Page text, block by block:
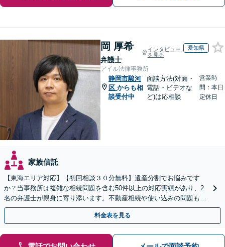
岡 厚希
弁護士
インタビュー
を見る
愛知県
アイル法律事務所
静岡市駿河
区 からも相
談受付中
面談方法(対面・
電話・ビデオな
ど)は応相談
営業時
間：本日
定休日
家族信託
【東海エリア対応】【初回相談３０分無料】遺産分割でお悩みです
か？当事務所は複雑な相続問題を含む50件以上の対応実績があり、2
名の弁護士が親身に寄り添います。不動産相続や使い込みの問題も分
かりやすく解説。WEB相談可能。LINE予約受付中
料金表を見る